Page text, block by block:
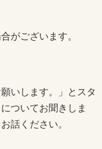
がございます。
いします。」とスタ
ついてお聞きしま
話ください。